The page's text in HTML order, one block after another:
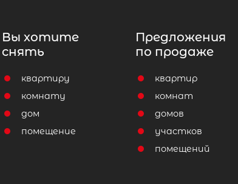
Вы хотите
снять
квартиру
комнату
дом
помещение
Предложения
по продаже
квартир
комнат
домов
участков
помещений